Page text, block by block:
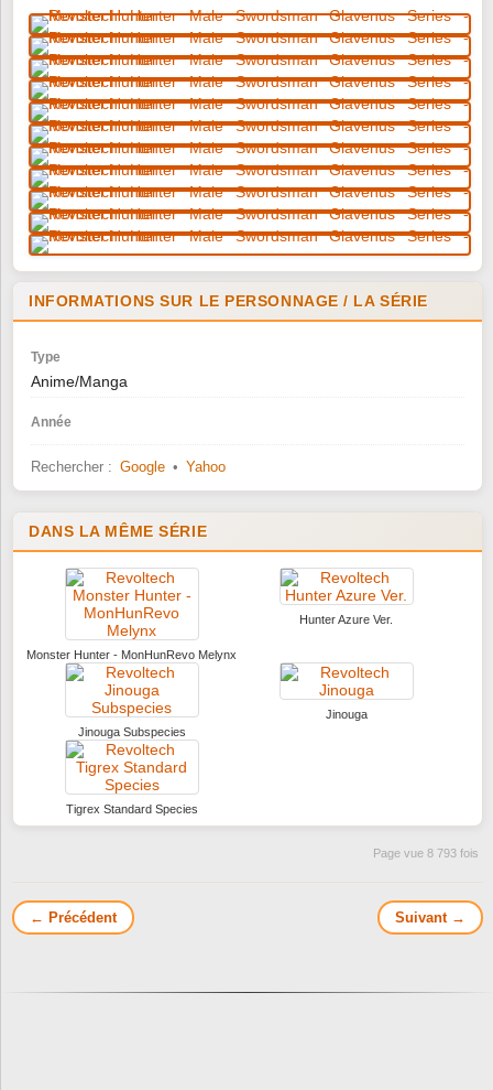
INFORMATIONS SUR LE PERSONNAGE / LA SÉRIE
Type
Anime/Manga
Année
Rechercher : Google • Yahoo
DANS LA MÊME SÉRIE
Monster Hunter - MonHunRevo Melynx
Hunter Azure Ver.
Jinouga Subspecies
Jinouga
Tigrex Standard Species
Page vue 8 793 fois
← Précédent Suivant →